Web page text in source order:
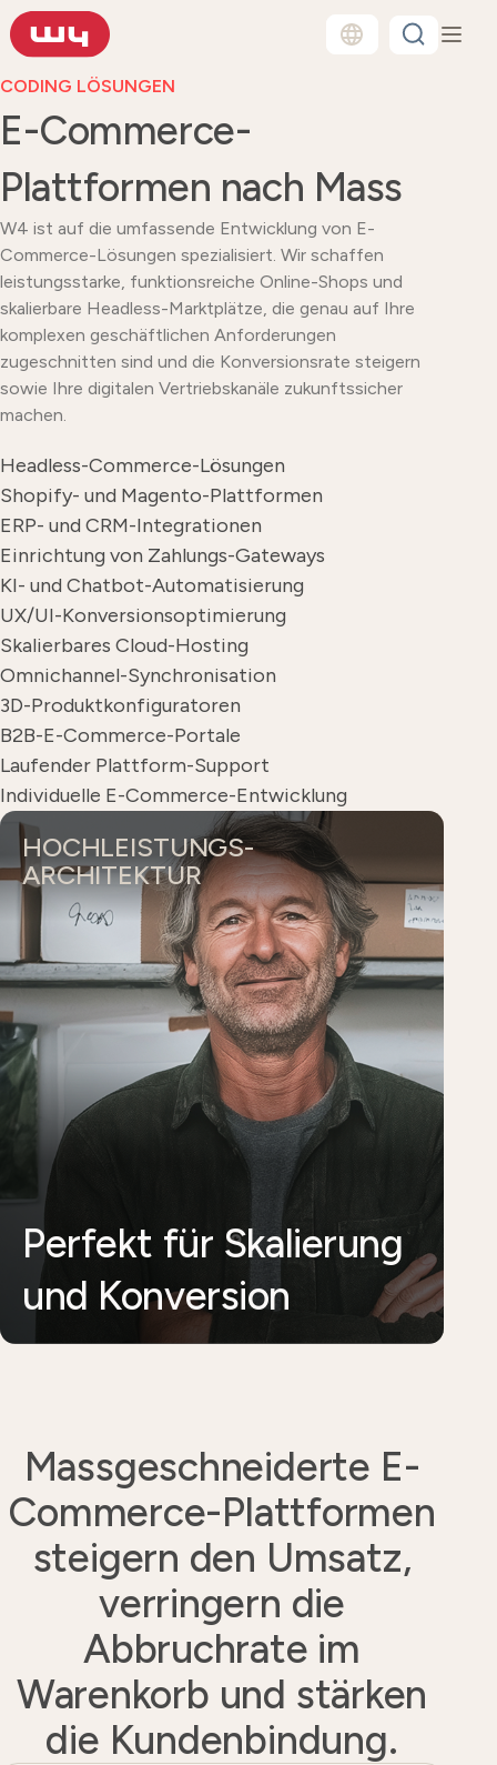
CODING LÖSUNGEN
E-Commerce-
Plattformen nach Mass
W4 ist auf die umfassende Entwicklung von E-
Commerce-Lösungen spezialisiert. Wir schaffen
leistungsstarke, funktionsreiche Online-Shops und
skalierbare Headless-Marktplätze, die genau auf Ihre
komplexen geschäftlichen Anforderungen
zugeschnitten sind und die Konversionsrate steigern
sowie Ihre digitalen Vertriebskanäle zukunftssicher
machen.
Headless-Commerce-Lösungen
Shopify- und Magento-Plattformen
ERP- und CRM-Integrationen
Einrichtung von Zahlungs-Gateways
KI- und Chatbot-Automatisierung
UX/UI-Konversionsoptimierung
Skalierbares Cloud-Hosting
Omnichannel-Synchronisation
3D-Produktkonfiguratoren
B2B-E-Commerce-Portale
Laufender Plattform-Support
Individuelle E-Commerce-Entwicklung
HOCHLEISTUNGS-
ARCHITEKTUR
Perfekt für Skalierung
und Konversion
Massgeschneiderte E-
Commerce-Plattformen
steigern den Umsatz,
verringern die
Abbruchrate im
Warenkorb und stärken
die Kundenbindung.